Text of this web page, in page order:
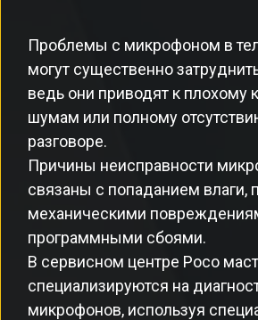
Проблемы с микрофоном в
могут существенно
ведь они приводят к плохому
шумам или полному
разговоре.
Причины неисправности
связаны с попаданием влаги,
механическими
программными сбоями.
В сервисном центре Poco
специализируются на
микрофонов, используя